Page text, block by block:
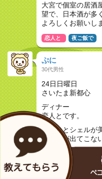
大宮で個室の居酒
望で、日本酒が多
よろしくお願いし
恋人と 夜ご飯で
ぷに
30代男性
24日日曜日
さいたま新都心
ディナー
恋人とです。
パスタとシェルが
が名前が出てこな
◯◯記念日